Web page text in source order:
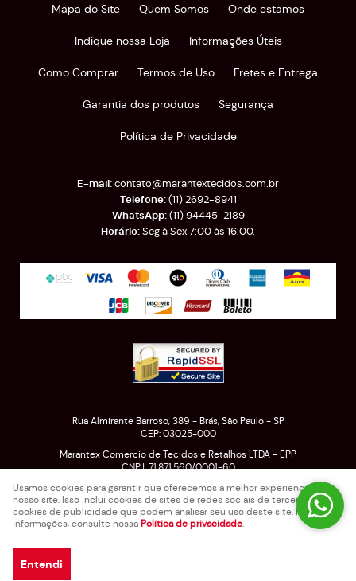
Mapa do Site Quem Somos Onde estamos
Indique nossa Loja Informações Úteis
Como Comprar Termos de Uso Fretes e Entrega
Garantia dos produtos Segurança
Política de Privacidade
(11)2692-8941
(11)94445-2189
Seg à Sex 7:00 às 16:00.
contato@marantextecidos.com.br
Rua Almirante Barroso, 389 - Brás, São Paulo- SP
CEP: 03025-000
Marantex Comercio de Tecidos e Retalhos LTDA - EPP
CNPJ: 71.871.560/0001-60
LOJA VIRTUAL CRIADA POR
Usamos cookies para garantir que oferecemos a melhor experiência em
nosso site. Isso inclui cookies de sites de redes sociais de terceiros e
cookies de publicidade que podem analisar seu uso deste site. Para mais
informações, consulte nossa Política de privacidade.
Entendi